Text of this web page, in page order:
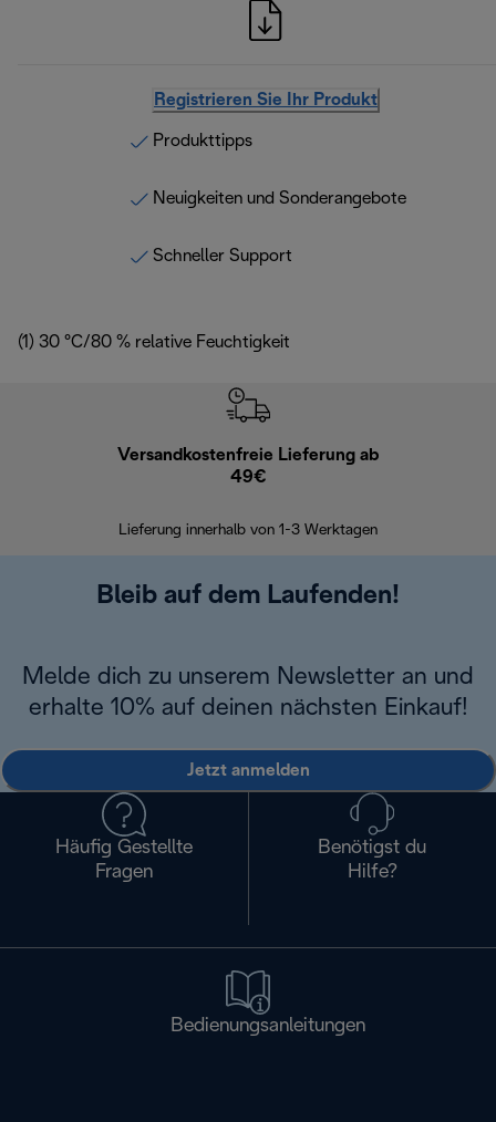
Registrieren Sie Ihr Produkt
Produkttipps
Neuigkeiten und Sonderangebote
Schneller Support
(1) 30 °C/80 % relative Feuchtigkeit
Versandkostenfreie Lieferung ab
49€
Lieferung innerhalb von 1-3 Werktagen
Bleib auf dem Laufenden!
Melde dich zu unserem Newsletter an und
erhalte 10% auf deinen nächsten Einkauf!
Jetzt anmelden
Häufig Gestellte
Fragen
Benötigst du
Hilfe?
Bedienungsanleitungen